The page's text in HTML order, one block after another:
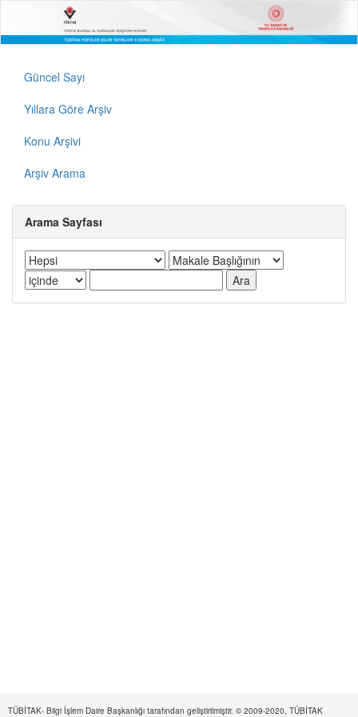
Güncel Sayı
Yıllara Göre Arşiv
Konu Arşivi
Arşiv Arama
Arama Sayfası
TÜBİTAK- Bilgi İşlem Daire Başkanlığı tarafından geliştirilmiştir. © 2009-2020, TÜBİTAK